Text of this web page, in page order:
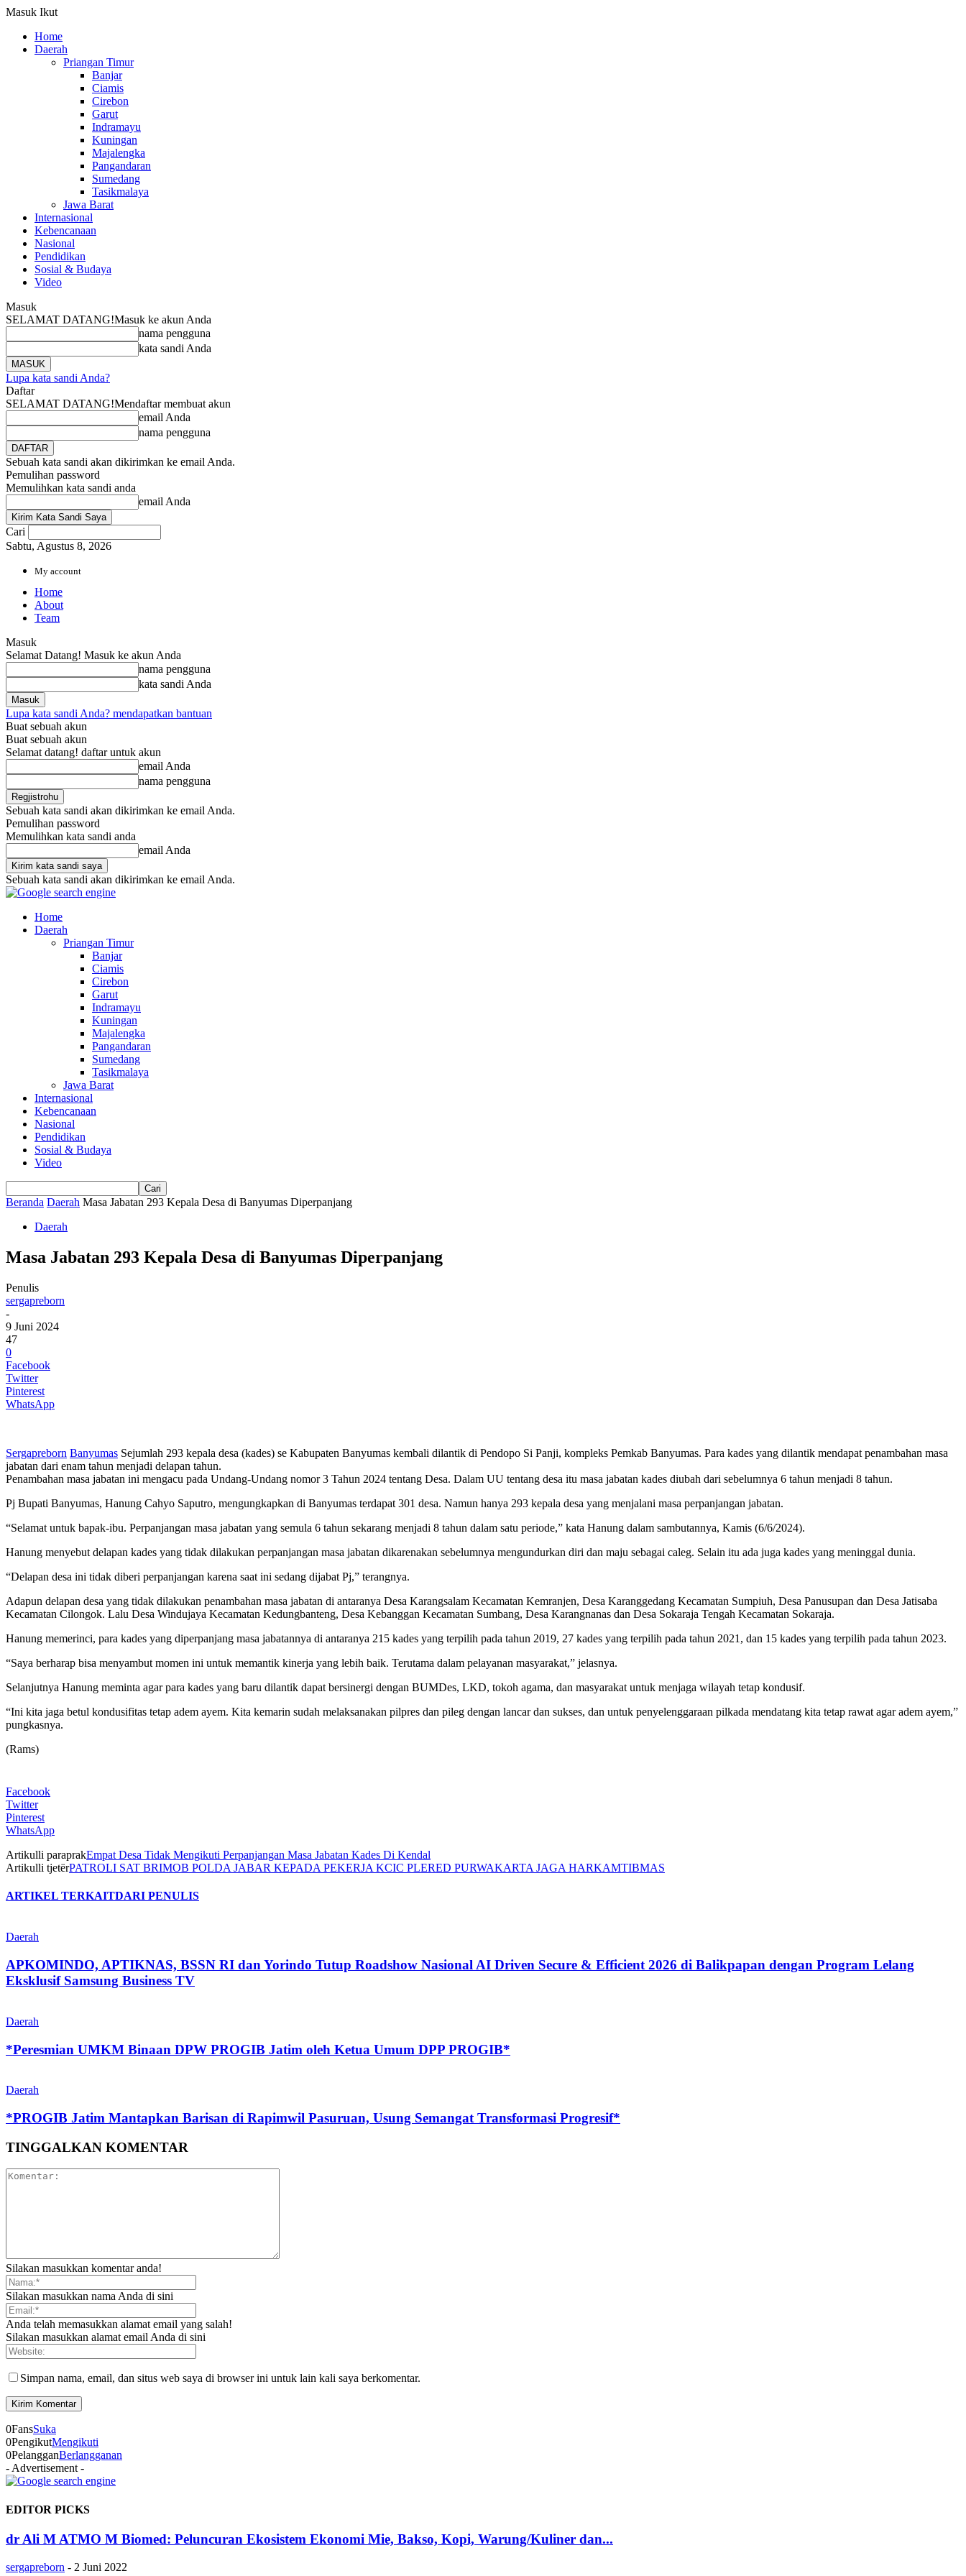
Masuk Ikut
Home
Daerah
Priangan Timur
Banjar
Ciamis
Cirebon
Garut
Indramayu
Kuningan
Majalengka
Pangandaran
Sumedang
Tasikmalaya
Jawa Barat
Internasional
Kebencanaan
Nasional
Pendidikan
Sosial & Budaya
Video
Masuk
SELAMAT DATANG!Masuk ke akun Anda
nama pengguna
kata sandi Anda
Lupa kata sandi Anda?
Daftar
SELAMAT DATANG!Mendaftar membuat akun
email Anda
nama pengguna
Sebuah kata sandi akan dikirimkan ke email Anda.
Pemulihan password
Memulihkan kata sandi anda
email Anda
Cari
Sabtu, Agustus 8, 2026
My account
Home
About
Team
Masuk
Selamat Datang! Masuk ke akun Anda
nama pengguna
kata sandi Anda
Lupa kata sandi Anda? mendapatkan bantuan
Buat sebuah akun
Buat sebuah akun
Selamat datang! daftar untuk akun
email Anda
nama pengguna
Sebuah kata sandi akan dikirimkan ke email Anda.
Pemulihan password
Memulihkan kata sandi anda
email Anda
Sebuah kata sandi akan dikirimkan ke email Anda.
Home
Daerah
Priangan Timur
Banjar
Ciamis
Cirebon
Garut
Indramayu
Kuningan
Majalengka
Pangandaran
Sumedang
Tasikmalaya
Jawa Barat
Internasional
Kebencanaan
Nasional
Pendidikan
Sosial & Budaya
Video
Beranda Daerah Masa Jabatan 293 Kepala Desa di Banyumas Diperpanjang
Daerah
Masa Jabatan 293 Kepala Desa di Banyumas Diperpanjang
Penulis
sergapreborn
-
9 Juni 2024
47
0
Facebook
Twitter
Pinterest
WhatsApp
Sergapreborn Banyumas Sejumlah 293 kepala desa (kades) se Kabupaten Banyumas kembali dilantik di Pendopo Si Panji, kompleks Pemkab Banyumas. Para kades yang dilantik mendapat penambahan masa
jabatan dari enam tahun menjadi delapan tahun.
Penambahan masa jabatan ini mengacu pada Undang-Undang nomor 3 Tahun 2024 tentang Desa. Dalam UU tentang desa itu masa jabatan kades diubah dari sebelumnya 6 tahun menjadi 8 tahun.
Pj Bupati Banyumas, Hanung Cahyo Saputro, mengungkapkan di Banyumas terdapat 301 desa. Namun hanya 293 kepala desa yang menjalani masa perpanjangan jabatan.
“Selamat untuk bapak-ibu. Perpanjangan masa jabatan yang semula 6 tahun sekarang menjadi 8 tahun dalam satu periode,” kata Hanung dalam sambutannya, Kamis (6/6/2024).
Hanung menyebut delapan kades yang tidak dilakukan perpanjangan masa jabatan dikarenakan sebelumnya mengundurkan diri dan maju sebagai caleg. Selain itu ada juga kades yang meninggal dunia.
“Delapan desa ini tidak diberi perpanjangan karena saat ini sedang dijabat Pj,” terangnya.
Adapun delapan desa yang tidak dilakukan penambahan masa jabatan di antaranya Desa Karangsalam Kecamatan Kemranjen, Desa Karanggedang Kecamatan Sumpiuh, Desa Panusupan dan Desa Jatisaba
Kecamatan Cilongok. Lalu Desa Windujaya Kecamatan Kedungbanteng, Desa Kebanggan Kecamatan Sumbang, Desa Karangnanas dan Desa Sokaraja Tengah Kecamatan Sokaraja.
Hanung memerinci, para kades yang diperpanjang masa jabatannya di antaranya 215 kades yang terpilih pada tahun 2019, 27 kades yang terpilih pada tahun 2021, dan 15 kades yang terpilih pada tahun 2023.
“Saya berharap bisa menyambut momen ini untuk memantik kinerja yang lebih baik. Terutama dalam pelayanan masyarakat,” jelasnya.
Selanjutnya Hanung meminta agar para kades yang baru dilantik dapat bersinergi dengan BUMDes, LKD, tokoh agama, dan masyarakat untuk menjaga wilayah tetap kondusif.
“Ini kita jaga betul kondusifitas tetap adem ayem. Kita kemarin sudah melaksanakan pilpres dan pileg dengan lancar dan sukses, dan untuk penyelenggaraan pilkada mendatang kita tetap rawat agar adem ayem,”
pungkasnya.
(Rams)
Facebook
Twitter
Pinterest
WhatsApp
Artikulli paraprakEmpat Desa Tidak Mengikuti Perpanjangan Masa Jabatan Kades Di Kendal
Artikulli tjetërPATROLI SAT BRIMOB POLDA JABAR KEPADA PEKERJA KCIC PLERED PURWAKARTA JAGA HARKAMTIBMAS
ARTIKEL TERKAITDARI PENULIS
Daerah
APKOMINDO, APTIKNAS, BSSN RI dan Yorindo Tutup Roadshow Nasional AI Driven Secure & Efficient 2026 di Balikpapan dengan Program Lelang
Eksklusif Samsung Business TV
Daerah
*Peresmian UMKM Binaan DPW PROGIB Jatim oleh Ketua Umum DPP PROGIB*
Daerah
*PROGIB Jatim Mantapkan Barisan di Rapimwil Pasuruan, Usung Semangat Transformasi Progresif*
TINGGALKAN KOMENTAR
Silakan masukkan komentar anda!
Silakan masukkan nama Anda di sini
Anda telah memasukkan alamat email yang salah!
Silakan masukkan alamat email Anda di sini
Simpan nama, email, dan situs web saya di browser ini untuk lain kali saya berkomentar.
0FansSuka
0PengikutMengikuti
0PelangganBerlangganan
- Advertisement -
EDITOR PICKS
dr Ali M ATMO M Biomed: Peluncuran Ekosistem Ekonomi Mie, Bakso, Kopi, Warung/Kuliner dan...
sergapreborn - 2 Juni 2022